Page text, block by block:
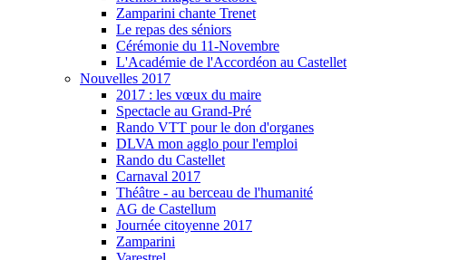
Zamparini chante Trenet
Le repas des séniors
Cérémonie du 11-Novembre
L'Académie de l'Accordéon au Castellet
Nouvelles 2017
2017 : les vœux du maire
Spectacle au Grand-Pré
Rando VTT pour le don d'organes
DLVA mon agglo pour l'emploi
Rando du Castellet
Carnaval 2017
Théâtre - au berceau de l'humanité
AG de Castellum
Journée citoyenne 2017
Zamparini